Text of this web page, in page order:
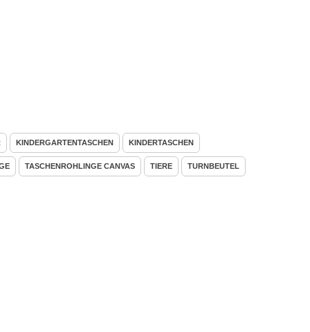
KINDERGARTENTASCHEN KINDERTASCHEN
TASCHENROHLINGE CANVAS TIERE TURNBEUTEL